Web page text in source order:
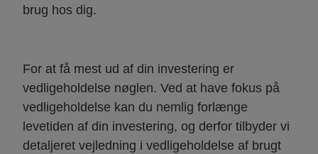
brug hos dig.
For at få mest ud af din investering er
vedligeholdelse nøglen. Ved at have fokus på
vedligeholdelse kan du nemlig forlænge
levetiden af din investering, og derfor tilbyder vi
detaljeret vejledning i vedligeholdelse af brugt